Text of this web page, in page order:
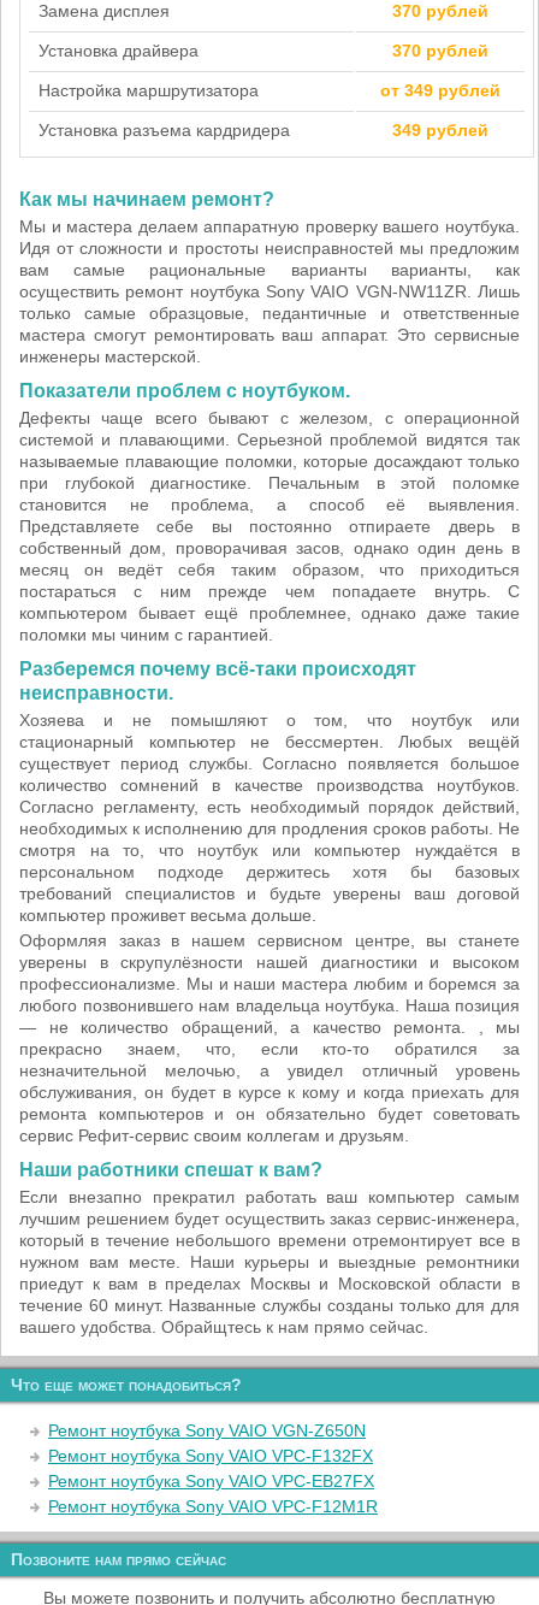
Замена дисплея 370 рублей
Установка драйвера 370 рублей
Настройка маршрутизатора от 349 рублей
Установка разъема кардридера 349 рублей
Как мы начинаем ремонт?
Мы и мастера делаем аппаратную проверку вашего ноутбука.
Идя от сложности и простоты неисправностей мы предложим
вам самые рациональные варианты варианты, как
осуществить ремонт ноутбука Sony VAIO VGN-NW11ZR. Лишь
только самые образцовые, педантичные и ответственные
мастера смогут ремонтировать ваш аппарат. Это сервисные
инженеры мастерской.
Показатели проблем с ноутбуком.
Дефекты чаще всего бывают с железом, с операционной
системой и плавающими. Серьезной проблемой видятся так
называемые плавающие поломки, которые досаждают только
при глубокой диагностике. Печальным в этой поломке
становится не проблема, а способ её выявления.
Представляете себе вы постоянно отпираете дверь в
собственный дом, проворачивая засов, однако один день в
месяц он ведёт себя таким образом, что приходиться
постараться с ним прежде чем попадаете внутрь. С
компьютером бывает ещё проблемнее, однако даже такие
поломки мы чиним с гарантией.
Разберемся почему всё-таки происходят
неисправности.
Хозяева и не помышляют о том, что ноутбук или
стационарный компьютер не бессмертен. Любых вещёй
существует период службы. Согласно появляется большое
количество сомнений в качестве производства ноутбуков.
Согласно регламенту, есть необходимый порядок действий,
необходимых к исполнению для продления сроков работы. Не
смотря на то, что ноутбук или компьютер нуждаётся в
персональном подходе держитесь хотя бы базовых
требований специалистов и будьте уверены ваш договой
компьютер проживет весьма дольше.
Оформляя заказ в нашем сервисном центре, вы станете
уверены в скрупулёзности нашей диагностики и высоком
профессионализме. Мы и наши мастера любим и боремся за
любого позвонившего нам владельца ноутбука. Наша позиция
— не количество обращений, а качество ремонта. , мы
прекрасно знаем, что, если кто-то обратился за
незначительной мелочью, а увидел отличный уровень
обслуживания, он будет в курсе к кому и когда приехать для
ремонта компьютеров и он обязательно будет советовать
сервис Рефит-сервис своим коллегам и друзьям.
Наши работники спешат к вам?
Если внезапно прекратил работать ваш компьютер самым
лучшим решением будет осуществить заказ сервис-инженера,
который в течение небольшого времени отремонтирует все в
нужном вам месте. Наши курьеры и выездные ремонтники
приедут к вам в пределах Москвы и Московской области в
течение 60 минут. Названные службы созданы только для для
вашего удобства. Обрайщтесь к нам прямо сейчас.
Что еще может понадобиться?
Ремонт ноутбука Sony VAIO VGN-Z650N
Ремонт ноутбука Sony VAIO VPC-F132FX
Ремонт ноутбука Sony VAIO VPC-EB27FX
Ремонт ноутбука Sony VAIO VPC-F12M1R
Позвоните нам прямо сейчас
Вы можете позвонить и получить абсолютно бесплатную